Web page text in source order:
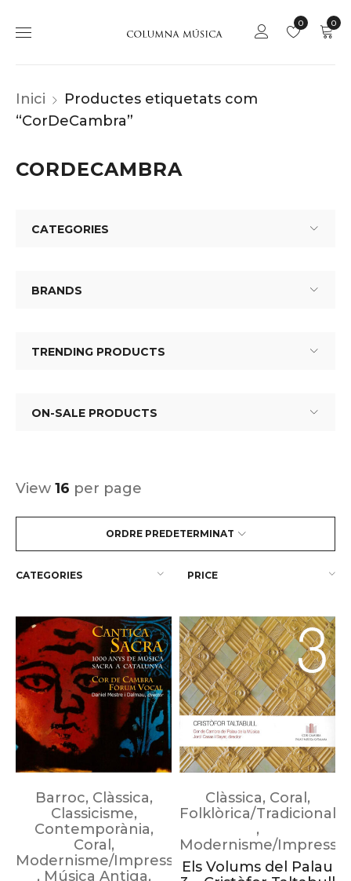
0
0
Inici
Productes etiquetats com
“CorDeCambra”
CORDECAMBRA
CATEGORIES
BRANDS
TRENDING PRODUCTS
ON-SALE PRODUCTS
ORDRE PREDETERMINAT
View 16 per page
CATEGORIES PRICE
Barroc, Clàssica,
Classicisme,
Contemporània,
Coral ,
Modernisme/Impressionisme
, Música Antiga,
Clàssica, Coral ,
Folklòrica/Tradicional
,
Modernisme/
Els Volums del Palau